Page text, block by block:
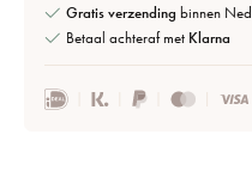
Gratis verzending binnen
Betaal achteraf met Klarna